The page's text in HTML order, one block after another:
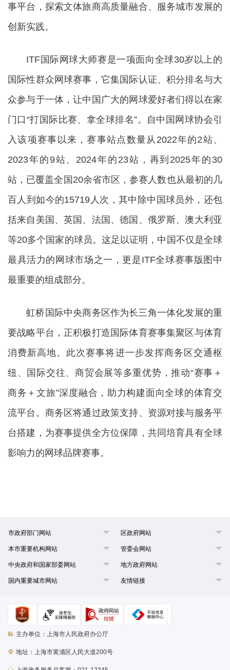
事平台，探索文体旅商高质量融合、服务城市发展的
创新实践。
ITF国际网球大师赛是一项面向全球30岁以上的
国际性群众网球赛事，它集国际认证、积分排名与大
众参与于一体，让中国广大的网球爱好者们得以在家
门口“打国际比赛、拿全球排名”。自中国网球协会引
入该项赛事以来，赛事站点数量从2022年的2站、
2023年的9站、2024年的23站，再到2025年的30
站，已覆盖全国20余省市区，参赛人数也从最初的几
百人到如今的15719人次，其中除中国球员外，还包
括来自美国、英国、法国、德国、俄罗斯、澳大利亚
等20多个国家的球员。这足以证明，中国不仅是全球
最具活力的网球市场之一，更是ITF全球赛事版图中
最重要的组成部分。
虹桥国际中央商务区作为长三角一体化发展的重
要战略平台，正积极打造国际体育赛事集聚区与体育
消费新高地。此次赛事将进一步发挥商务区交通枢
纽、国际交往、商贸会展等多重优势，推动“赛事＋
商务＋文旅”深度融合，助力构建面向全球的体育交
流平台。商务区将通过政策支持、资源对接与服务平
台搭建，为赛事提供全方位保障，共同培育具有全球
影响力的网球品牌赛事。
市政府部门网站 区政府网站
本市重要机构网站 管委会网站
中央政府和国家部委网站 地方政府网站
国内重要城市网站 友情链接
主办单位：上海市人民政府办公厅
地址：上海市黄浦区人民大道200号